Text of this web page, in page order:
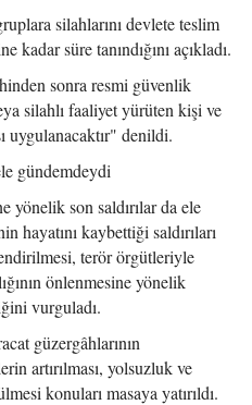
silahlarını devlete teslim
süre tanındığını açıkladı.
sonra resmi güvenlik
silahlı faaliyet yürüten kişi ve
uygulanacaktır" denildi.
gündemdeydi
yönelik son saldırılar da ele
hayatını kaybettiği saldırıları
terör örgütleriyle
önlenmesine yönelik
vurguladı.
güzergâhlarının
artırılması, yolsuzluk ve
konuları masaya yatırıldı.